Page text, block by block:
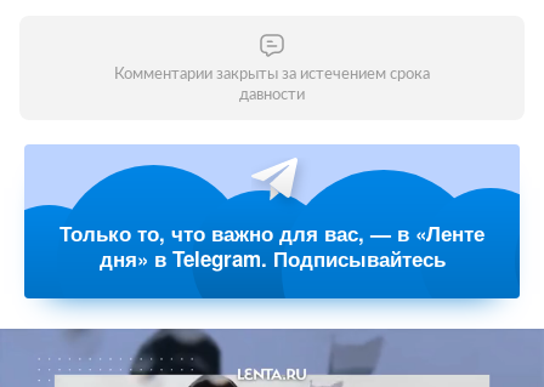
Комментарии закрыты за истечением срока
давности
Только то, что важно для вас, — в «Ленте
дня» в Telegram. Подписывайтесь